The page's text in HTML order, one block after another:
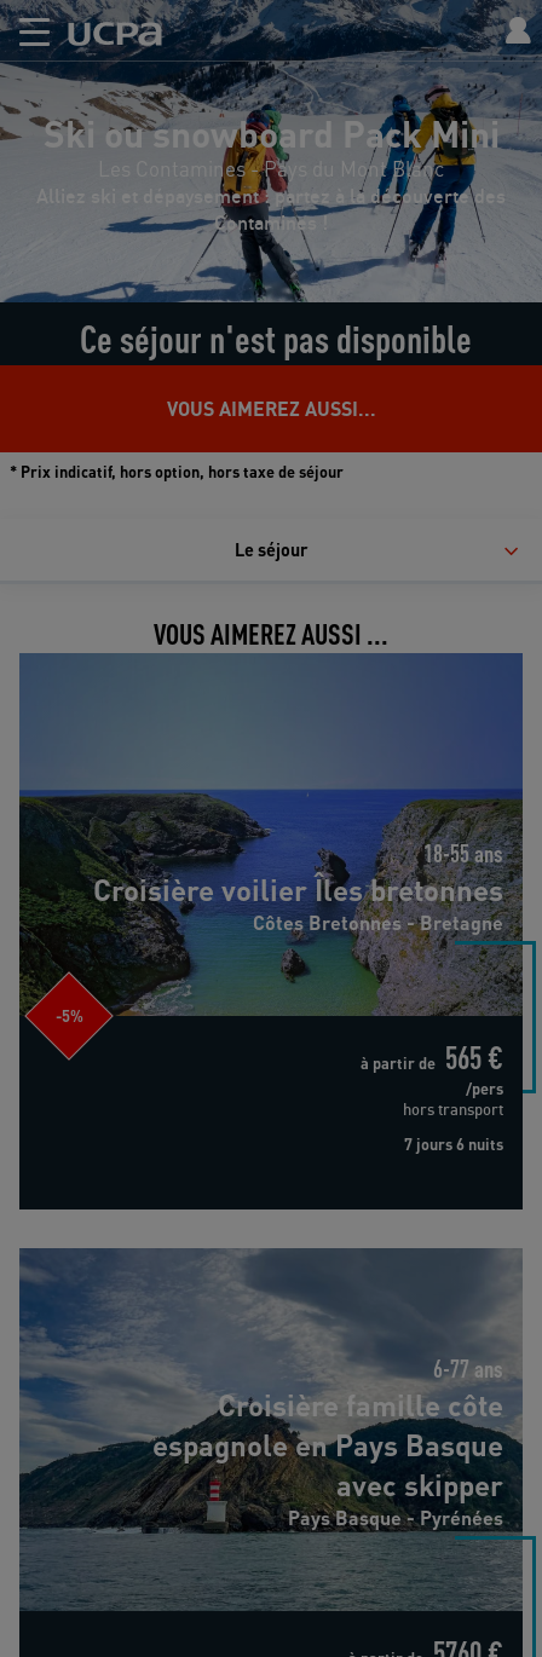
Ski ou snowboard Pack Mini
Les Contamines - Pays du Mont Blanc
Alliez ski et dépaysement : partez à la découverte des
Contamines !
Ce séjour n'est pas disponible
VOUS AIMEREZ AUSSI...
* Prix indicatif, hors option, hors taxe de séjour
Le séjour
VOUS AIMEREZ AUSSI ...
18-55 ans
Croisière voilier Îles bretonnes
Côtes Bretonnes - Bretagne
-5%
à partir de 565 €
/pers
hors transport
7 jours 6 nuits
Croisière famille côte espagnole en Pays Basque avec
6-77 ans
Croisière famille côte
espagnole en Pays Basque
avec skipper
Pays Basque - Pyrénées